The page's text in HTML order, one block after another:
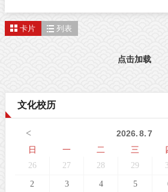
队联合物理学系季敏标团队，在国际学术
mapping of glioma infiltration”，推出全
受激拉曼散射（SRS）成像原理，创新
术与无监督学习图像生成算法，解决了
卡片 列表
点击加载
文化校历
< 2026.8.7
日
一 二 三
26 27 28 29
2 3 4 5